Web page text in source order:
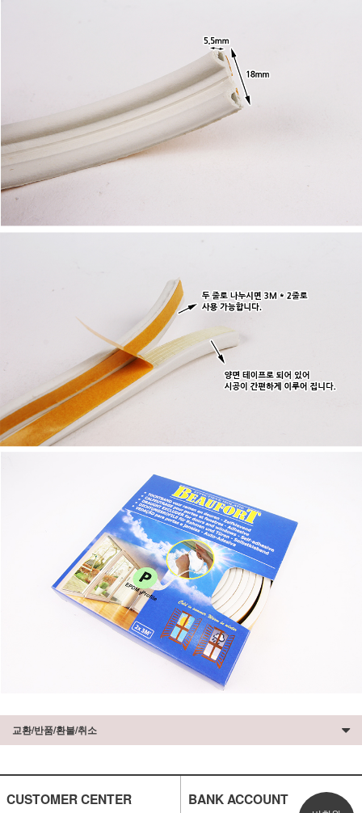
교환/반품/환불/취소
CUSTOMER CENTER BANK ACCOUNT